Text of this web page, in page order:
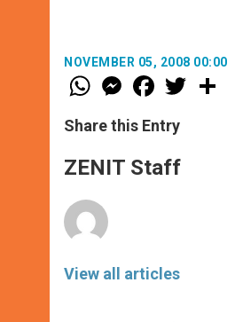
NOVEMBER 05, 2008 00:00
W
h
t
s
p
p
M
e
s
e
g
e
F
a
e
b
o
k
w
Share this Entry
ZENIT Staff
View all articles